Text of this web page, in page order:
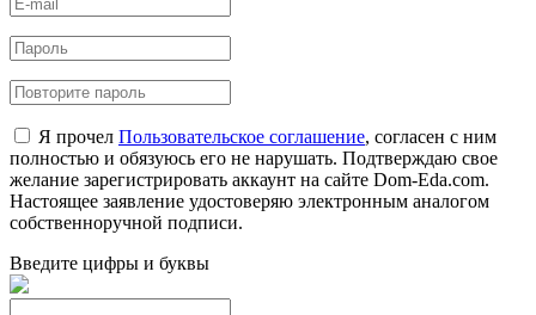
Я прочел Пользовательское соглашение, согласен с ним
полностью и обязуюсь его не нарушать. Подтверждаю свое
желание зарегистрировать аккаунт на сайте Dom-Eda.com.
Настоящее заявление удостоверяю электронным аналогом
собственноручной подписи.
Введите цифры и буквы